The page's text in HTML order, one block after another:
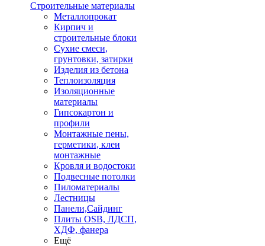
Строительные материалы
Металлопрокат
Кирпич и
строительные блоки
Сухие смеси,
грунтовки, затирки
Изделия из бетона
Теплоизоляция
Изоляционные
материалы
Гипсокартон и
профили
Монтажные пены,
герметики, клеи
монтажные
Кровля и водостоки
Подвесные потолки
Пиломатериалы
Лестницы
Панели,Сайдинг
Плиты OSB, ЛДСП,
ХДФ, фанера
Ещё